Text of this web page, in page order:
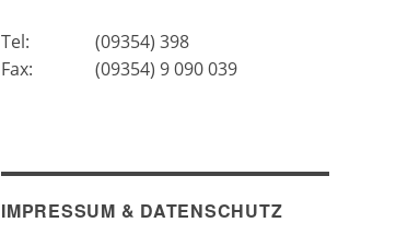
Tel:
(09354) 398
Fax:
(09354) 9 090 039
IMPRESSUM & DATENSCHUTZ